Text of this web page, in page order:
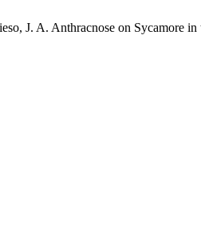
J. A. Anthracnose on Sycamore